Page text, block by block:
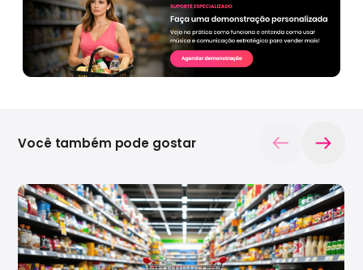
Você também pode gostar